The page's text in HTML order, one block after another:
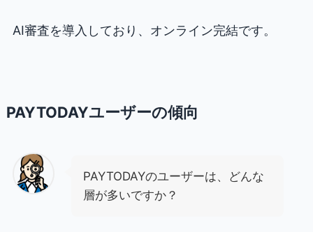
AI審査を導入しており、オンライン完結です。
PAYTODAYユーザーの傾向
PAYTODAYのユーザーは、どんな
層が多いですか？